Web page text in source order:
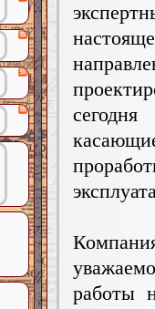
работы